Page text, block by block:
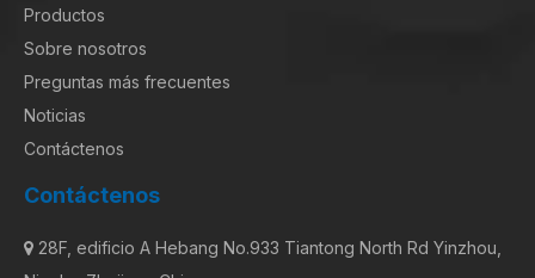
Productos
Sobre nosotros
Preguntas más frecuentes
Noticias
Contáctenos
Contáctenos
 28F, edificio A Hebang No.933 Tiantong North Rd Yinzhou,